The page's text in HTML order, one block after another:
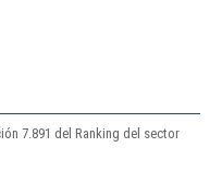
7.891 del Ranking del sector